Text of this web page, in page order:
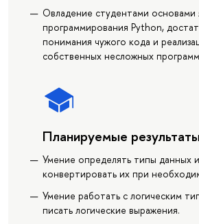
Овладение студентами основами
программирования Python,
понимания чужого кода и
собственных несложных
Планируемые
Умение определять типы данных и
конвертировать их при
Умение работать с логическим
писать логические выражения.